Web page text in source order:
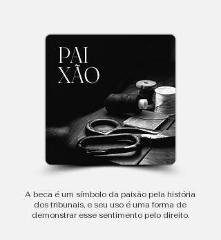
A beca é um símbolo da paixão pela história
dos tribunais, e seu uso é uma forma de
demonstrar esse sentimento pelo direito.